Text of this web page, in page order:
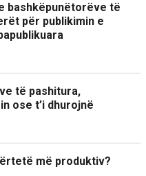
bashkëpunëtorëve të
për publikimin e
të pashitura,
ose t’i dhurojnë
më produktiv?